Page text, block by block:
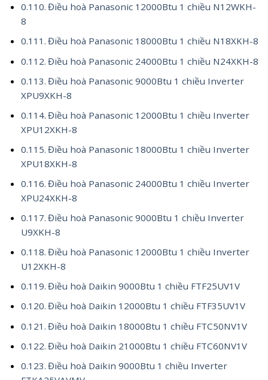
Điều hoà Panasonic 12000Btu 1 chiều N12WKH-
8
Điều hoà Panasonic 18000Btu 1 chiều N18XKH-8
Điều hoà Panasonic 24000Btu 1 chiều N24XKH-8
Điều hoà Panasonic 9000Btu 1 chiều Inverter
XPU9XKH-8
Điều hoà Panasonic 12000Btu 1 chiều Inverter
XPU12XKH-8
Điều hoà Panasonic 18000Btu 1 chiều Inverter
XPU18XKH-8
Điều hoà Panasonic 24000Btu 1 chiều Inverter
XPU24XKH-8
Điều hoà Panasonic 9000Btu 1 chiều Inverter
U9XKH-8
Điều hoà Panasonic 12000Btu 1 chiều Inverter
U12XKH-8
Điều hoà Daikin 9000Btu 1 chiều FTF25UV1V
Điều hoà Daikin 12000Btu 1 chiều FTF35UV1V
Điều hoà Daikin 18000Btu 1 chiều FTC50NV1V
Điều hoà Daikin 21000Btu 1 chiều FTC60NV1V
Điều hoà Daikin 9000Btu 1 chiều Inverter